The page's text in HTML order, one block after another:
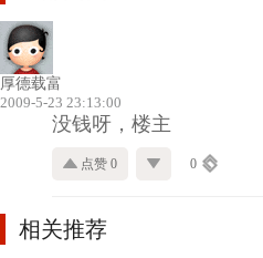
厚德载富
2009-5-23 23:13:00
没钱呀，楼主
点赞 0 0
相关推荐